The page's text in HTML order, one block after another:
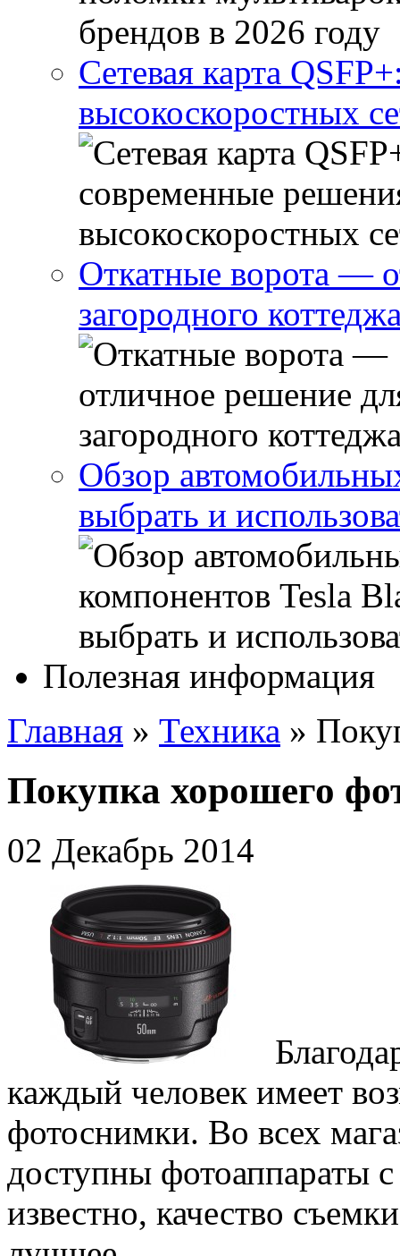
Сетевая карта
высокоскоростных
Откатные ворота —
загородного
Обзор
выбрать и
Полезная информация
Главная » Техника »
Покупка хорошего
02 Декабрь 2014
каждый человек имеет
фотоснимки. Во всех
доступны фотоаппараты
известно, качество